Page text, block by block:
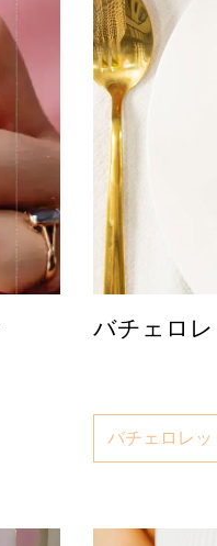
バチェロ
バチェロレッ